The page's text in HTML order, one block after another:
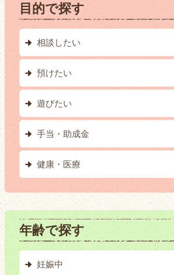
目的で探す
相談したい
預けたい
遊びたい
手当・助成金
健康・医療
年齢で探す
妊娠中